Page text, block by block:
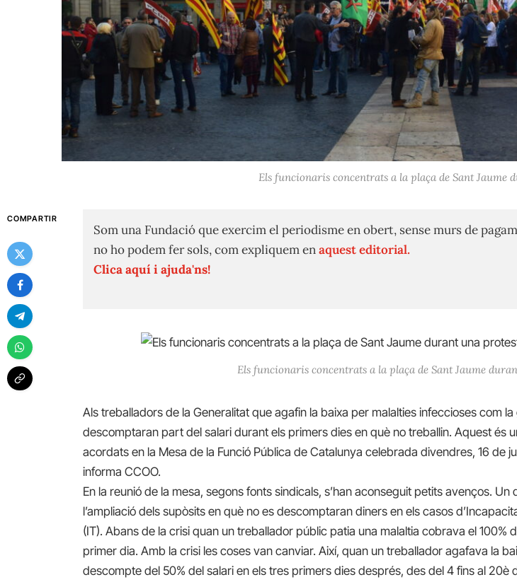
Els funcionaris concentrats a la plaça de Sant Jaume
COMPARTIR
Som una Fundació que exercim el periodisme en obert, sense murs de
no ho podem fer sols, com expliquem enaquest editorial.
Clica aquí i ajuda'ns!
Els funcionaris concentrats a la plaça de Sant Jaume
Als treballadors de la Generalitat que agafin la baixa per malalties infeccioses com la
descomptaran part del salari durant els primers dies en què no treballin. Aquest és
acordats en la Mesa de la Funció Pública de Catalunya celebrada divendres, 16 de
informa CCOO.
En la reunió de la mesa, segons fonts sindicals, s’han aconseguit petits avenços. Un
l’ampliació dels supòsits en què no es descomptaran diners en els casos
(IT). Abans de la crisi quan un treballador públic patia una malaltia cobrava el 100%
primer dia. Amb la crisi les coses van canviar. Així, quan un treballador agafava la
descompte del 50% del salari en els tres primers dies després, des del 4 fins al 20è